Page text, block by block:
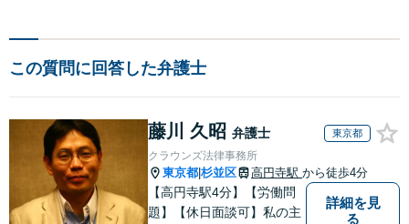
この質問に回答した弁護士
藤川 久昭 弁護士 東京都
クラウンズ法律事務所
東京都 杉並区 高円寺駅 から徒歩4分
【高円寺駅4分】【労働問
題】【休日面談可】私の主
詳細を見
る